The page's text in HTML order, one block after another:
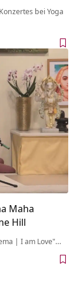
bei Yoga
Maha
Hill
| I am Love"…